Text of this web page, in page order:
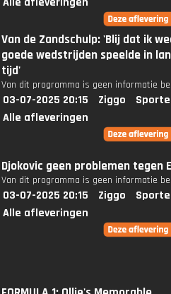
Van de Zandschulp: 'Blij dat ik
goede wedstrijden speelde in
tijd'
Van dit programma is geen informatie
03-07-2025 20:15 Ziggo
Alle afleveringen
Djokovic geen problemen tegen
Van dit programma is geen informatie
03-07-2025 20:15 Ziggo
Alle afleveringen